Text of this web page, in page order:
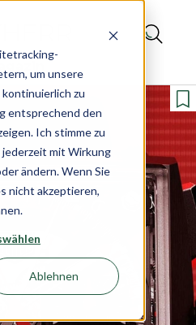
um unsere
zu
entsprechend den
Ich stimme zu
jederzeit mit Wirkung
ändern. Wenn Sie
nicht akzeptieren,
Ablehnen